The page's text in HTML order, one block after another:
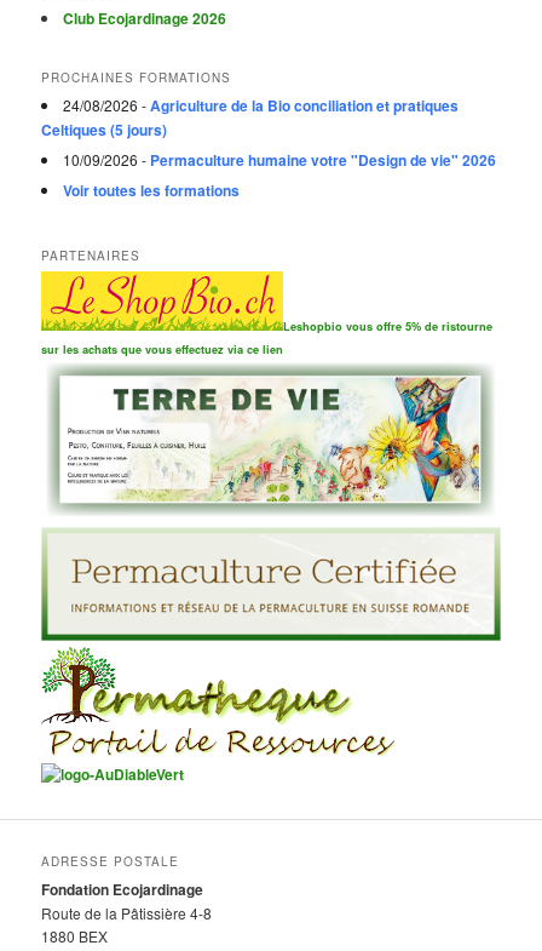
Club Ecojardinage 2026
PROCHAINES FORMATIONS
24/08/2026 -Agriculture de la Bio conciliation et pratiques
Celtiques (5 jours)
10/09/2026 - Permaculture humaine votre "Design de vie" 2026
Voir toutes les formations
PARTENAIRES
Leshopbio vous offre 5% de ristourne
sur les achats que vous effectuez via ce lien
ADRESSE POSTALE
Fondation Ecojardinage
Route de la Pâtissière 4-8
1880 BEX